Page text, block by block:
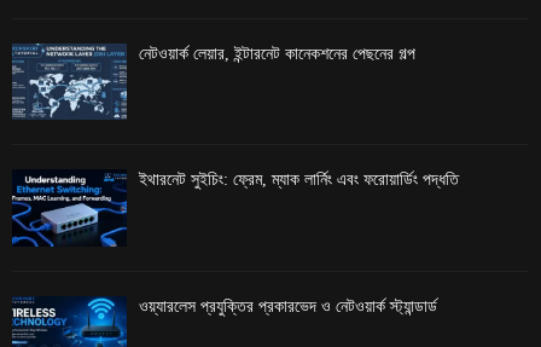
নেটওয়ার্ক লেয়ার, ইন্টারনেট কানেকশনের পেছনের গল্প
ইথারনেট সুইচিং: ফ্রেম, ম্যাক লার্নিং এবং ফরোয়ার্ডিং পদ্ধতি
ওয়্যারলেস প্রযুক্তির প্রকারভেদ ও নেটওয়ার্ক স্ট্যান্ডার্ড